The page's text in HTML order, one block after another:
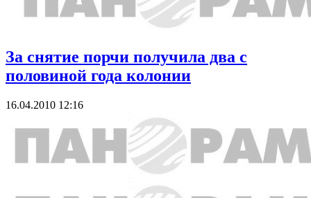
За снятие порчи получила два с
половиной года колонии
16.04.2010 12:16